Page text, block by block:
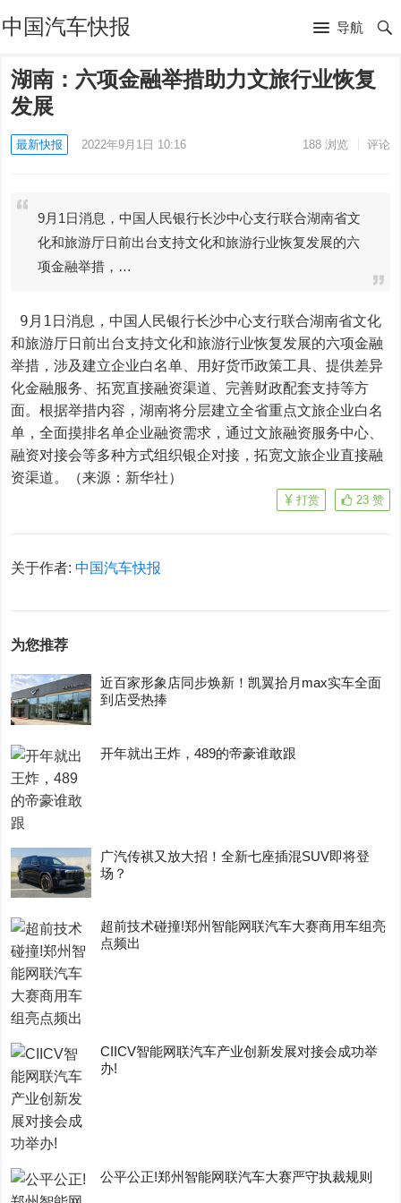
中国汽车快报 导航
湖南：六项金融举措助力文旅行业恢复
发展
最新快报 2022年9月1日 10:16 188浏览 评论
9月1日消息，中国人民银行长沙中心支行联合湖南省文
化和旅游厅日前出台支持文化和旅游行业恢复发展的六
项金融举措，…
和旅游厅日前出台支持文化和旅游行业恢复发展的六项金融
举措，涉及建立企业白名单、用好货币政策工具、提供差异
化金融服务、拓宽直接融资渠道、完善财政配套支持等方
面。根据举措内容，湖南将分层建立全省重点文旅企业白名
单，全面摸排名单企业融资需求，通过文旅融资服务中心、
融资对接会等多种方式组织银企对接，拓宽文旅企业直接融
资渠道。（来源：新华社）
23 赞
打赏
关于作者:中国汽车快报
为您推荐
近百家形象店同步焕新！凯翼拾月max实车全面
到店受热捧
开年就出王炸，489的帝豪谁敢跟
广汽传祺又放大招！全新七座插混SUV即将登
场？
超前技术碰撞!郑州智能网联汽车大赛商用车组亮
点频出
CIICV智能网联汽车产业创新发展对接会成功举
办!
公平公正!郑州智能网联汽车大赛严守执裁规则